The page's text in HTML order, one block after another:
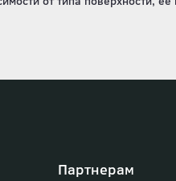
Партнерам